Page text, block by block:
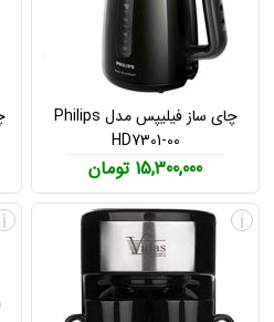
چای ساز فیلیپس مدل Philips
HD7301-00
15,300,000 تومان
i
i